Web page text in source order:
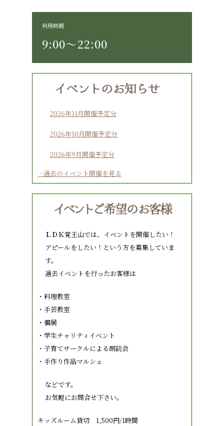
利用時間
9:00〜22:00
2026年11月開催予定分
2026年10月開催予定分
2026年9月開催予定分
…過去のイベント開催を見る
ＬＤＫ覚王山では、イベントを開催したい！
アピールをしたい！という方を募集していま
す。
過去イベントを行ったお客様は
・料理教室
・手芸教室
・個展
・学生チャリティイベント
・子育てサークルによる朗読会
・手作り作品マルシェ
などです。
お気軽にお問合せ下さい。
キッズルーム貸切 1,500円/1時間